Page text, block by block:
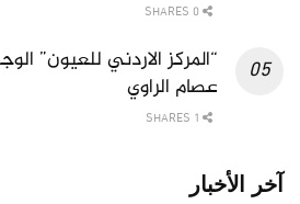
“المركز الاردني للعيون”
عصام الراوي
آخر الأخبار